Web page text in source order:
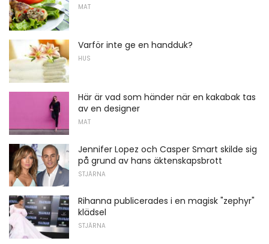
MAT
Varför inte ge en handduk?
HUS
Här är vad som händer när en kakabak tas
av en designer
MAT
Jennifer Lopez och Casper Smart skilde sig
på grund av hans äktenskapsbrott
STJÄRNA
Rihanna publicerades i en magisk "zephyr"
klädsel
STJÄRNA